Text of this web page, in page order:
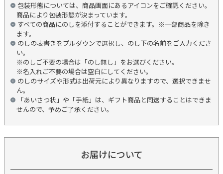
包装形態については、商品画面にあるアイコンをご確認ください。
商品により包装形態が決まっています。
すべての商品にのしを添付することができます。※一部商品を除き
ます。
のしの表書きをプルダウンで選択し、のし下の名前をご入力くださ
い。
※のしご不要の場合は「のし無し」をお選びください。
※名入れご不要の場合は空白にしてください。
のしのサイズや形式は出荷元により異なりますので、選択できませ
ん。
「あいさつ状」や「手紙」は、ギフト商品と同送することはできま
せんので、予めご了承ください。
お届けについて